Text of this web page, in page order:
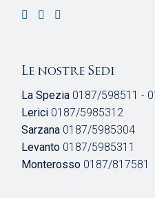
Le nostre Sedi
La Spezia 0187/598511 -
Lerici 0187/5985312
Sarzana 0187/5985304
Levanto 0187/5985311
Monterosso 0187/817581